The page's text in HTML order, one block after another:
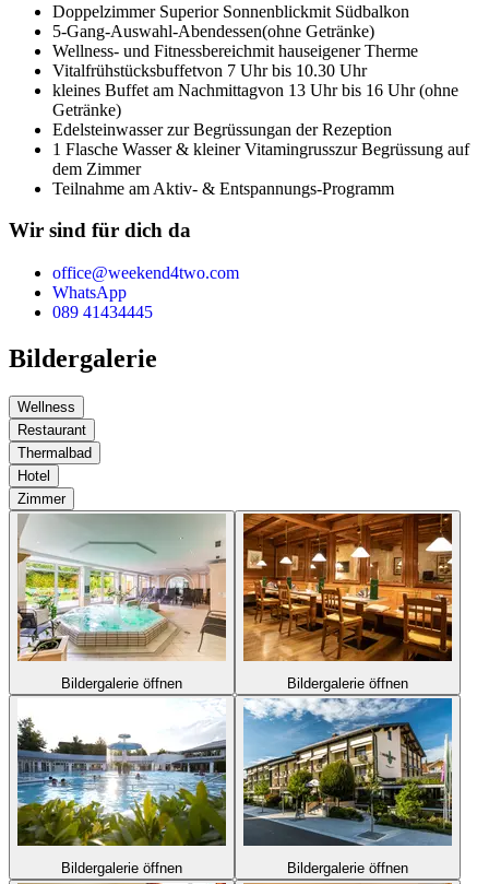
Doppelzimmer Superior Sonnenblickmit Südbalkon
5-Gang-Auswahl-Abendessen(ohne Getränke)
Wellness- und Fitnessbereichmit hauseigener Therme
Vitalfrühstücksbuffetvon 7 Uhr bis 10.30 Uhr
kleines Buffet am Nachmittagvon 13 Uhr bis 16 Uhr (ohne
Getränke)
Edelsteinwasser zur Begrüssungan der Rezeption
1 Flasche Wasser & kleiner Vitamingrusszur Begrüssung auf
dem Zimmer
Teilnahme am Aktiv- & Entspannungs-Programm
Wir sind für dich da
office@weekend4two.com
WhatsApp
089 41434445
Bildergalerie
Wellness
Restaurant
Thermalbad
Hotel
Zimmer
Bildergalerie öffnen Bildergalerie öffnen
Bildergalerie öffnen Bildergalerie öffnen